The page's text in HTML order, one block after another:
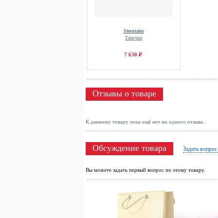
Sterntaler
Тапочки
7 630 ₽
Отзывы о товаре
К данному товару пока ещё нет ни одного отзыва.
Обсуждение товара Задать
Вы можете задать первый вопрос по этому товару.